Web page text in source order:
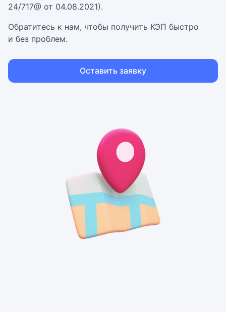
24/717@ от 04.08.2021).
Обратитесь к нам, чтобы получить КЭП быстро
и без проблем.
Оставить заявку